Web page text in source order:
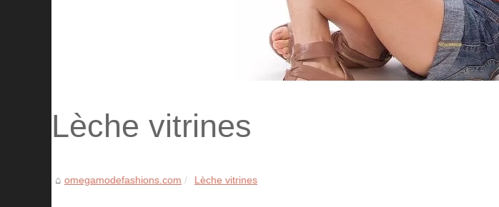
Lèche vitrines
omegamodefashions.com Lèche vitrines